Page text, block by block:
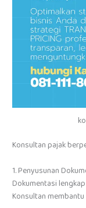
Konsultan pajak
1. Penyusunan
Dokumentasi
Konsultan